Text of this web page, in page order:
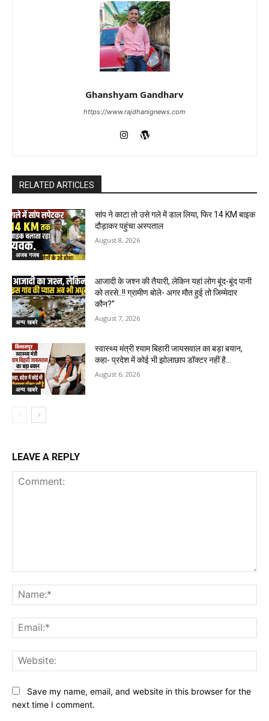
Ghanshyam Gandharv
https://www.rajdhanignews.com
RELATED ARTICLES
अजब गजब
सांप ने काटा तो उसे गले में डाल लिया, फिर 14 KM बाइक
दौड़ाकर पहुंचा अस्पताल
August 8, 2026
अन्य खबरे
आजादी के जश्न की तैयारी, लेकिन यहां लोग बूंद-बूंद पानी
को तरसे..!! ग्रामीण बोले- अगर मौत हुई तो जिम्मेदार
कौन?”
August 7, 2026
अन्य खबरे
स्वास्थ्य मंत्री श्याम बिहारी जायसवाल का बड़ा बयान,
कहा- प्रदेश में कोई भी झोलाछाप डॉक्टर नहीं है…
August 6, 2026
LEAVE A REPLY
Save my name, email, and website in this browser for the
next time I comment.